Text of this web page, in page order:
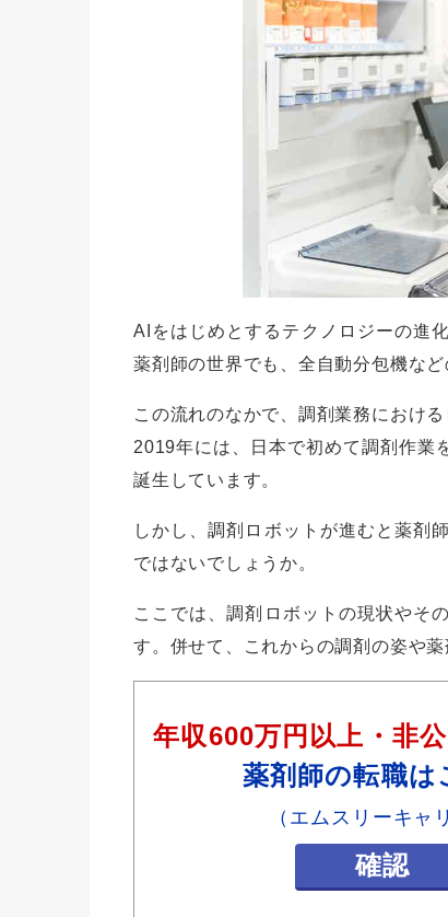
AIをはじめとするテクノロジーの進
薬剤師の世界でも、全自動分包機な
この流れのなかで、調剤業務におけ
2019年には、日本で初めて調剤作業
誕生しています。
しかし、調剤ロボットが進むと薬剤
ではないでしょうか。
ここでは、調剤ロボットの現状やそ
す。併せて、これからの調剤の姿や
年収600万円以上・非
薬剤師の転職は
（エムスリーキャ
確認